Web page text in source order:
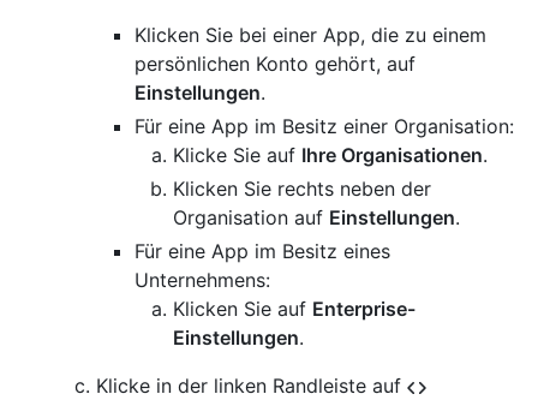
Klicken Sie bei einer App, die zu einem
persönlichen Konto gehört, auf
Einstellungen.
Für eine App im Besitz einer Organisation:
Klicke Sie auf Ihre Organisationen.
Klicken Sie rechts neben der
Organisation auf Einstellungen.
Für eine App im Besitz eines
Unternehmens:
Klicken Sie auf Enterprise-
Einstellungen.
Klicke in der linken Randleiste auf